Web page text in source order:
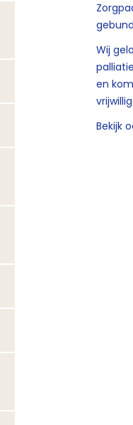
Wij
en
Bekijk